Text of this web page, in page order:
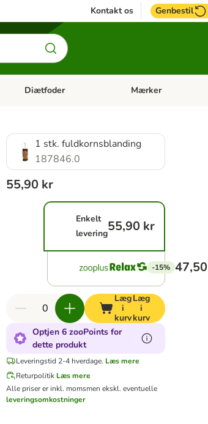
Kontakt os Genbestil
FuglÅben kategori menu: Hest
Diætfoder Åben kategori menu:
Mærker
1 stk. fuldkornsblanding
187846.0
55,90 kr
Enkelt
levering55,90 kr
-15%
Læg
i
kurv
Læg
i
kurv
Optjen 6 zooPoints for
dette produkt
Leveringstid 2-4 hverdage. Læs mere
Returpolitik Læs mere
Alle priser er inkl. momsmen ekskl. eventuelle
leveringsomkostninger